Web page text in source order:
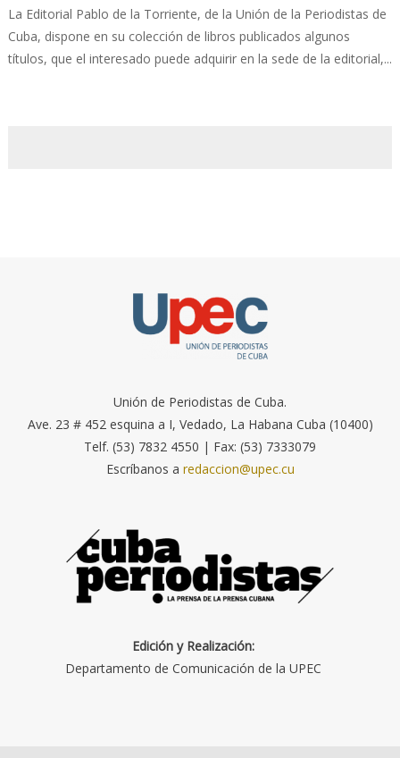
La Editorial Pablo de la Torriente, de la Unión de la Periodistas de
Cuba, dispone en su colección de libros publicados algunos
títulos, que el interesado puede adquirir en la sede de la editorial,...
Unión de Periodistas de Cuba.
Ave. 23 # 452 esquina a I, Vedado, La Habana Cuba (10400)
Telf. (53) 7832 4550 | Fax: (53) 7333079
Escríbanos a redaccion@upec.cu
Edición y Realización:
Departamento de Comunicación de la UPEC